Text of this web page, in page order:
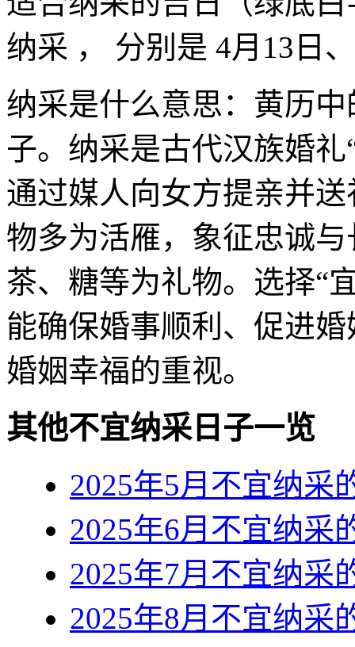
纳采 ， 分别是 4月13日
纳采是什么意思：黄历
子。纳采是古代汉族婚
通过媒人向女方提亲并
物多为活雁，象征忠诚
茶、糖等为礼物。选择“
能确保婚事顺利、促进
婚姻幸福的重视。
其他不宜纳采日子一览
2025年5月不宜纳采
2025年6月不宜纳采
2025年7月不宜纳采
2025年8月不宜纳采